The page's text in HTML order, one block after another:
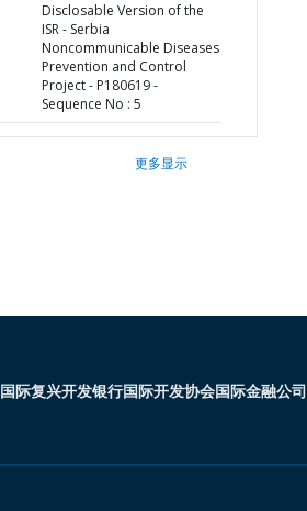
Disclosable Version of the
ISR - Serbia
Noncommunicable Diseases
Prevention and Control
Project - P180619 -
Sequence No : 5
更多显示
国际复兴开发银行国际开发协会国际金融公司